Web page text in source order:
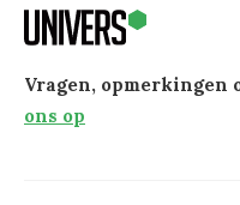
Vragen, opmerkingen
ons op